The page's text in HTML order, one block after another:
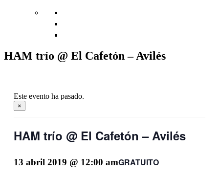
HAM trío @ El Cafetón – Avilés
Este evento ha pasado.
×
HAM trío @ El Cafetón – Avilés
13 abril 2019 @ 12:00 amGRATUITO